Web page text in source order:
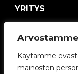
Käytämme
mainosten
YRITYS
V2C-yhteisö
Työskentele